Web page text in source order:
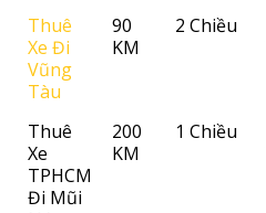
Thuê
Xe Đi
Vũng
Tàu
90
KM
2 Chiều
Thuê
Xe
TPHCM
Đi Mũi
200
KM
1 Chiều